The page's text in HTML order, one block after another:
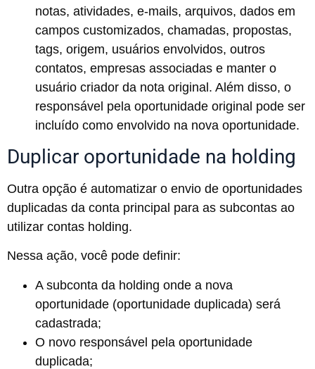
notas, atividades, e-mails, arquivos, dados em
campos customizados, chamadas, propostas,
tags, origem, usuários envolvidos, outros
contatos, empresas associadas e manter o
usuário criador da nota original. Além disso, o
responsável pela oportunidade original pode ser
incluído como envolvido na nova oportunidade.
Duplicar oportunidade na holding
Outra opção é automatizar o envio de oportunidades
duplicadas da conta principal para as subcontas ao
utilizar contas holding.
Nessa ação, você pode definir:
A subconta da holding onde a nova
oportunidade (oportunidade duplicada) será
cadastrada;
O novo responsável pela oportunidade
duplicada;